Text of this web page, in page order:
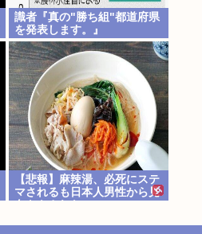
識者『真の"勝ち組"都道府県
を発表します。』
【悲報】麻辣湯、必死にステ
マされるも日本人男性から見